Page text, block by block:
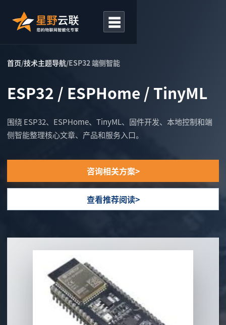
☰
首页/技术主题导航/ESP32 端侧智能
ESP32 / ESPHome / TinyML
围绕 ESP32、ESPHome、TinyML、固件开发、本地控制和端
侧智能整理核心文章、产品和服务入口。
咨询相关方案
查看推荐阅读